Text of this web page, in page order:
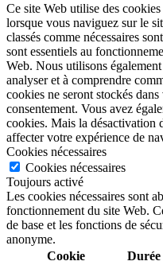
Ce site Web utilise des
lorsque vous naviguez sur le
classés comme nécessaires
sont essentiels au
Web. Nous utilisons
analyser et à comprendre
cookies ne seront stockés
consentement. Vous avez
cookies. Mais la désactivation
affecter votre expérience de
Cookies nécessaires
Cookies nécessaires
Toujours activé
Les cookies nécessaires sont
fonctionnement du site Web.
de base et les fonctions de
anonyme.
Cookie
Durée